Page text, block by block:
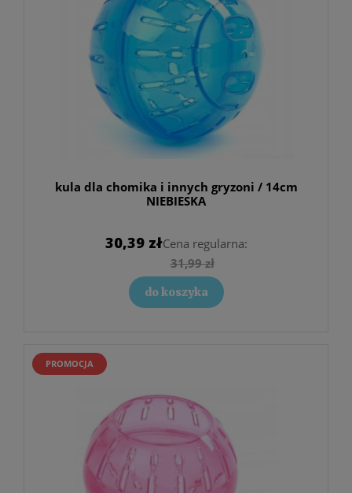
kula dla chomika i innych gryzoni / 14cm
NIEBIESKA
30,39 złCena regularna:
31,99 zł
do koszyka
PROMOCJA